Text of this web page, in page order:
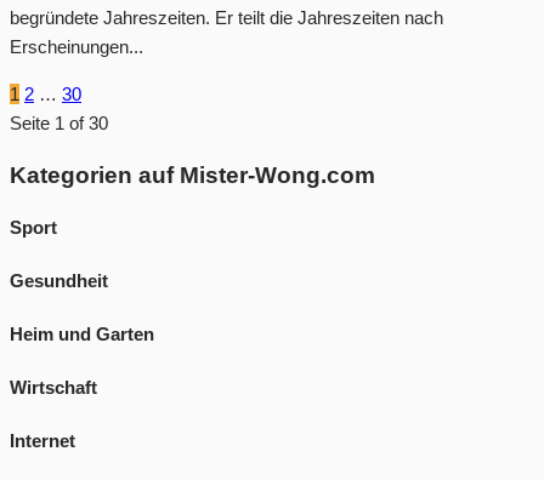
begründete Jahreszeiten. Er teilt die Jahreszeiten nach
Erscheinungen...
1 2 … 30
Seite 1 of 30
Kategorien auf Mister-Wong.com
Sport
Gesundheit
Heim und Garten
Wirtschaft
Internet